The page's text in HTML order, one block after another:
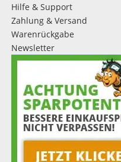
Hilfe & Support
Zahlung & Versand
Warenrückgabe
Newsletter